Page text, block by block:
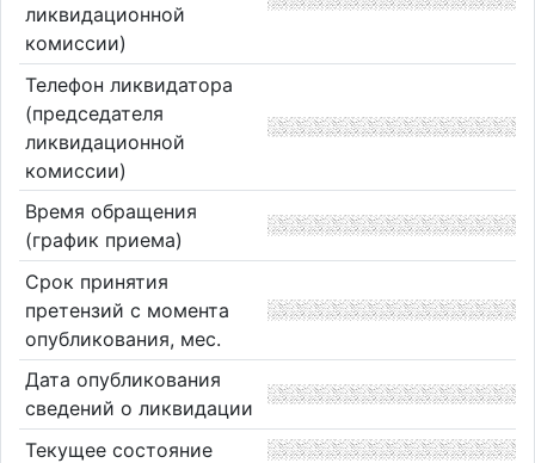
ликвидационной
комиссии)
Телефон ликвидатора
(председателя
ликвидационной
комиссии)
Время обращения
(график приема)
Срок принятия
претензий с момента
опубликования, мес.
Дата опубликования
сведений о ликвидации
Текущее состояние